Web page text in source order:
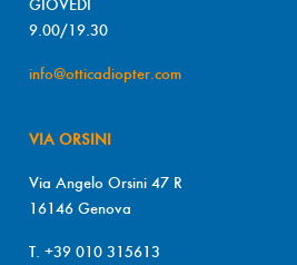
9.00/19.30
info@otticadiopter.com
VIA ORSINI
Via Angelo Orsini 47 R
16146 Genova
T. +39 010 315613